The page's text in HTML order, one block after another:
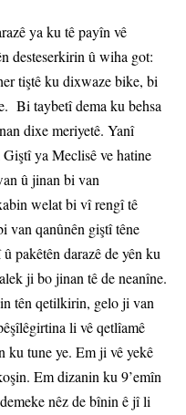
ya ku tê payîn vê
desteserkirin û wiha got:
tiştê ku dixwaze bike, bi
Bi taybetî dema ku behsa
dixe meriyetê. Yanî
ya Meclisê ve hatine
û jinan bi van
welat bi vî rengî tê
van qanûnên giştî têne
pakêtên darazê de yên ku
ji bo jinan tê de neanîne.
tên qetilkirin, gelo ji van
li vê qetlîamê
ku tune ye. Em ji vê yekê
Em dizanin ku 9’emîn
nêz de bînin ê jî li